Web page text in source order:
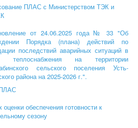
ПЛАС с Министерством ТЭК и
от 24.06.2025 года № 33 "Об
Порядка (плана) действий по
последствий аварийных ситуаций в
теплоснабжения на территории
сельского поселения Усть-
района на 2025-2026 г.".
оценки обеспечения готовности к
сезону